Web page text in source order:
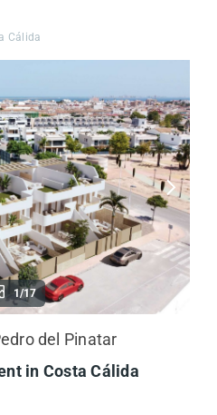
Cálida
1/17
del Pinatar
in Costa Cálida